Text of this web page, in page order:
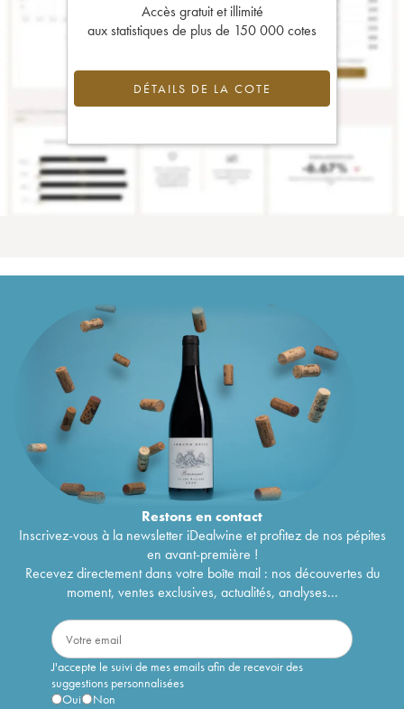
Accès gratuit et illimité
aux statistiques de plus de 150 000 cotes
DÉTAILS DE LA COTE
Restons encontact
Inscrivez-vous à la newsletter iDealwine et profitez de nos pépites
en avant-première !
Recevez directement dans votre boîte mail : nos découvertes du
moment, ventes exclusives, actualités, analyses...
J'accepte le suivi de mes emails afin de recevoir des
suggestions personnalisées
Oui
Non